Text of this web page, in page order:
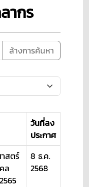
ากร
ล้างการค้นหา
วันที่ลง
ประกาศ
สตร์
ล
8 ธ.ค.
2568